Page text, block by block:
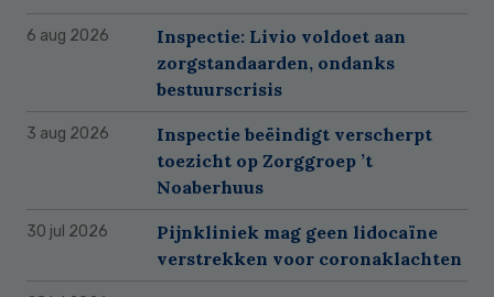
6 aug 2026
Inspectie: Livio voldoet aan
zorgstandaarden, ondanks
bestuurscrisis
3 aug 2026
Inspectie beëindigt verscherpt
toezicht op Zorggroep ’t
Noaberhuus
30 jul 2026
Pijnkliniek mag geen lidocaïne
verstrekken voor coronaklachten